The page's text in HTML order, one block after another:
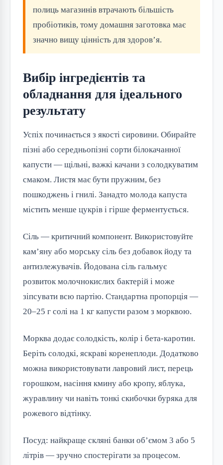
полиць магазинів втрачають більшість
пробіотиків, тому домашня заготовка має
значно вищу цінність для здоров’я.
Вибір інгредієнтів та
обладнання для ідеального
результату
Успіх починається з якості сировини. Обирайте
пізні або середньопізні сорти білокачанної
капусти — щільні, важкі качани з солодкуватим
смаком. Листя має бути пружним, без
пошкоджень і гнилі. Занадто молода капуста
містить менше цукрів і гірше ферментується.
Сіль — критичний компонент. Використовуйте
кам’яну або морську сіль без добавок йоду та
антизлежувачів. Йодована сіль гальмує
розвиток молочнокислих бактерій і може
зіпсувати всю партію. Стандартна пропорція —
20–25 г солі на 1 кг капусти разом з морквою.
Морква додає солодкість, колір і бета-каротин.
Беріть солодкі, яскраві коренеплоди. Додатково
можна використовувати лавровий лист, перець
горошком, насіння кмину або кропу, яблука,
журавлину чи навіть тонкі скибочки буряка для
рожевого відтінку.
Посуд: найкраще скляні банки об’ємом 3 або 5
літрів — зручно спостерігати за процесом.